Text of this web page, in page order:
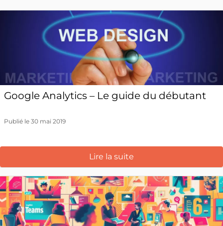
Google Analytics – Le guide du débutant
Publié le 30 mai 2019
Lire la suite